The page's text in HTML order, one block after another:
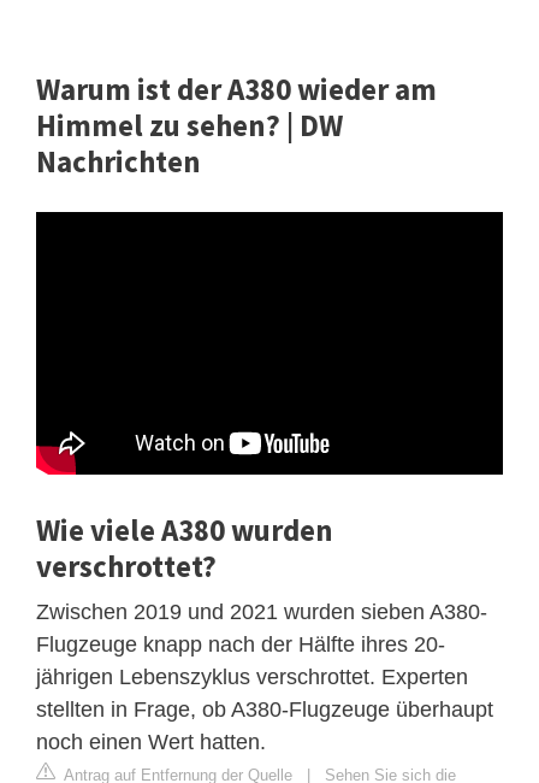
Warum ist der A380 wieder am
Himmel zu sehen? | DW
Nachrichten
Wie viele A380 wurden
verschrottet?
Zwischen 2019 und 2021 wurden sieben A380-
Flugzeuge knapp nach der Hälfte ihres 20-
jährigen Lebenszyklus verschrottet. Experten
stellten in Frage, ob A380-Flugzeuge überhaupt
noch einen Wert hatten.
Antrag auf Entfernung der Quelle | Sehen Sie sich die